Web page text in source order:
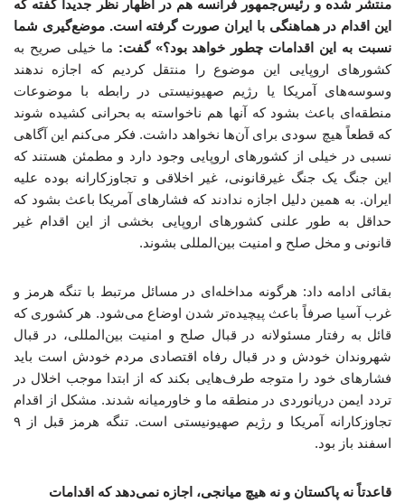
منتشر شده و رئیس‌جمهور فرانسه هم در اظهار نظر جدیداً گفته که
این اقدام در هماهنگی با ایران صورت گرفته است. موضع‌گیری شما
نسبت به این اقدامات چطور خواهد بود؟» گفت: ما خیلی صریح به
کشورهای اروپایی این موضوع را منتقل کردیم که اجازه ندهند
وسوسه‌های آمریکا یا رژیم صهیونیستی در رابطه با موضوعات
منطقه‌ای باعث بشود که آنها هم ناخواسته به بحرانی کشیده شوند
که قطعاً هیچ سودی برای آن‌ها نخواهد داشت. فکر می‌کنم این آگاهی
نسبی در خیلی از کشورهای اروپایی وجود دارد و مطمئن هستند که
این جنگ یک جنگ غیرقانونی، غیر اخلاقی و تجاوزکارانه بوده علیه
ایران. به همین دلیل اجازه ندادند که فشارهای آمریکا باعث بشود که
حداقل به طور علنی کشورهای اروپایی بخشی از این اقدام غیر
قانونی و مخل صلح و امنیت بین‌المللی بشوند.
بقائی ادامه داد: هرگونه مداخله‌ای در مسائل مرتبط با تنگه هرمز و
غرب آسیا صرفاً باعث پیچیده‌تر شدن اوضاع می‌شود. هر کشوری که
قائل به رفتار مسئولانه در قبال صلح و امنیت بین‌المللی، در قبال
شهروندان خودش و در قبال رفاه اقتصادی مردم خودش است باید
فشارهای خود را متوجه طرف‌هایی بکند که از ابتدا موجب اخلال در
تردد ایمن دریانوردی در منطقه ما و خاورمیانه شدند. مشکل از اقدام
تجاوزکارانه آمریکا و رژیم صهیونیستی است. تنگه هرمز قبل از ۹
اسفند باز بود.
قاعدتاً نه پاکستان و نه هیچ میانجی، اجازه نمی‌دهد که اقدامات